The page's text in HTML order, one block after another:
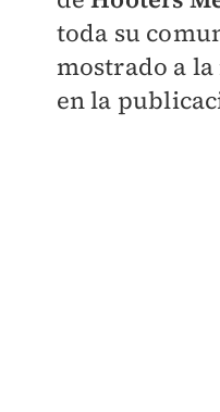
toda su
mostrado a
en la